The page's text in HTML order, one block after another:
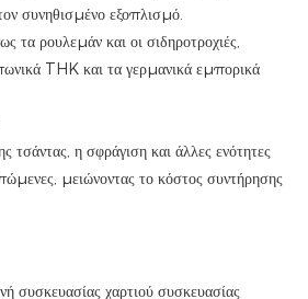
συνηθισμένο εξοπλισμό.
τα ρουλεμάν και οι σιδηροτροχιές,
THK και τα γερμανικά εμπορικά
τσάντας, η σφράγιση και άλλες ενότητες
μειώνοντας το κόστος συντήρησης
συσκευασίας χαρτιού συσκευασίας